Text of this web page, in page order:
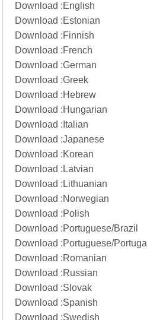
Download :English
Download :Estonian
Download :Finnish
Download :French
Download :German
Download :Greek
Download :Hebrew
Download :Hungarian
Download : Italian
Download :Japanese
Download :Korean
Download : Latvian
Download : Lithuanian
Download :Norwegian
Download :Polish
Download :Portuguese/Brazil
Download :Portuguese/Portugal
Download :Romanian
Download :Russian
Download :Slovak
Download :Spanish
Download :Swedish